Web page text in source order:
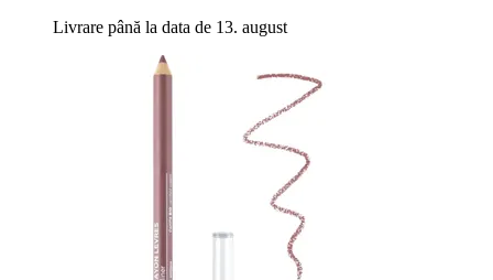
Livrare până la data de 13. august